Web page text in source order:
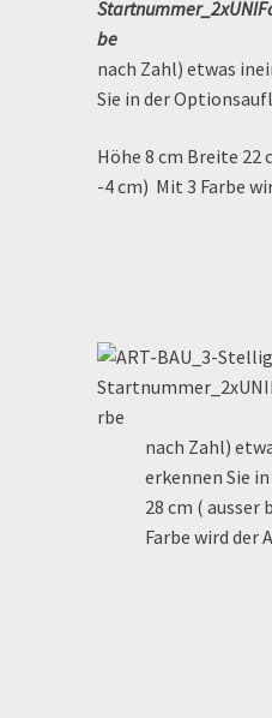
nach Zahl) etwas
Sie in der
Höhe 8 cm Breite 22
-4 cm) Mit 3 Farbe
nach Zahl)
erkennen Sie
28 cm ( ausser
Farbe wird der